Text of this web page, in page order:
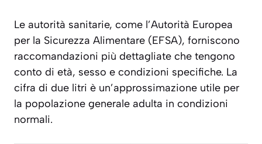
Le autorità sanitarie, come l’Autorità Europea
per la Sicurezza Alimentare (EFSA), forniscono
raccomandazioni più dettagliate che tengono
conto di età, sesso e condizioni specifiche. La
cifra di due litri è un’approssimazione utile per
la popolazione generale adulta in condizioni
normali.